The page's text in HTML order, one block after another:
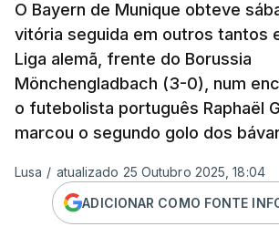
O Bayern de Munique obteve
vitória seguida em outros tantos
Liga alemã, frente do Borussia
Mönchengladbach (3-0), num
o futebolista português Raphaël
marcou o segundo golo dos
Lusa / atualizado 25 Outubro 2025, 18:04
ADICIONAR COMO FONTE